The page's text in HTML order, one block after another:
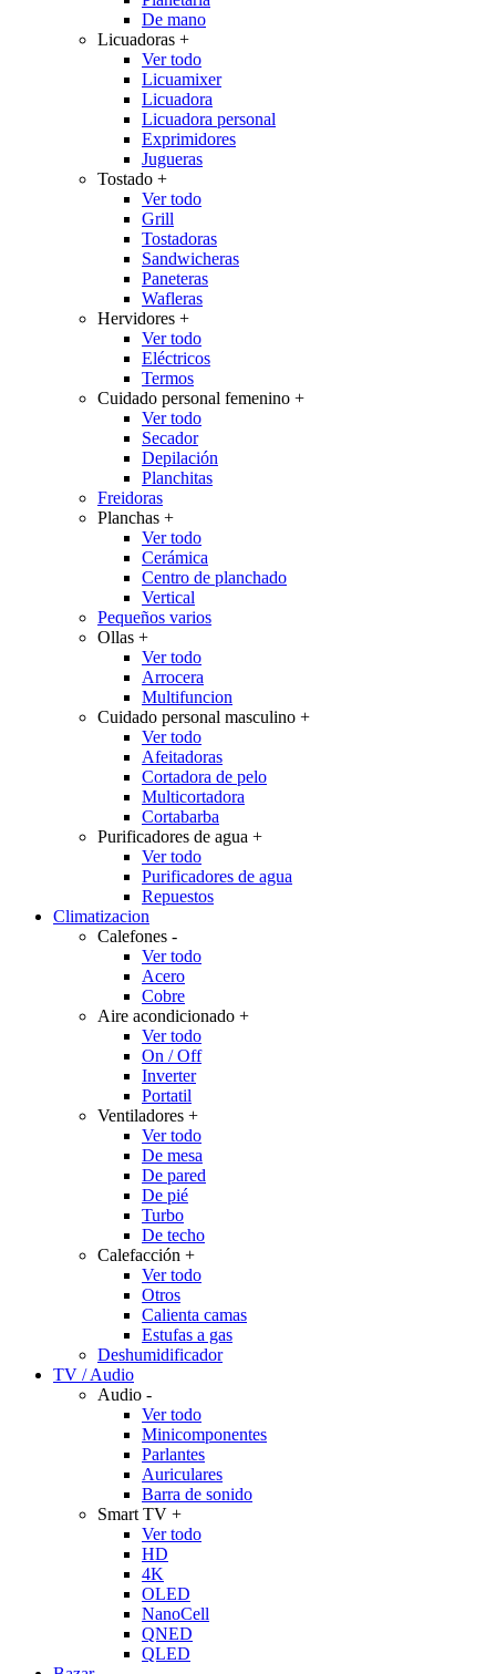
De mano
Licuadoras +
Ver todo
Licuamixer
Licuadora
Licuadora personal
Exprimidores
Jugueras
Tostado +
Ver todo
Grill
Tostadoras
Sandwicheras
Paneteras
Wafleras
Hervidores +
Ver todo
Eléctricos
Termos
Cuidado personal femenino +
Ver todo
Secador
Depilación
Planchitas
Freidoras
Planchas +
Ver todo
Cerámica
Centro de planchado
Vertical
Pequeños varios
Ollas +
Ver todo
Arrocera
Multifuncion
Cuidado personal masculino +
Ver todo
Afeitadoras
Cortadora de pelo
Multicortadora
Cortabarba
Purificadores de agua +
Ver todo
Purificadores de agua
Repuestos
Climatizacion
Calefones -
Ver todo
Acero
Cobre
Aire acondicionado +
Ver todo
On / Off
Inverter
Portatil
Ventiladores +
Ver todo
De mesa
De pared
De pié
Turbo
De techo
Calefacción +
Ver todo
Otros
Calienta camas
Estufas a gas
Deshumidificador
TV / Audio
Audio -
Ver todo
Minicomponentes
Parlantes
Auriculares
Barra de sonido
Smart TV +
Ver todo
HD
4K
OLED
NanoCell
QNED
QLED